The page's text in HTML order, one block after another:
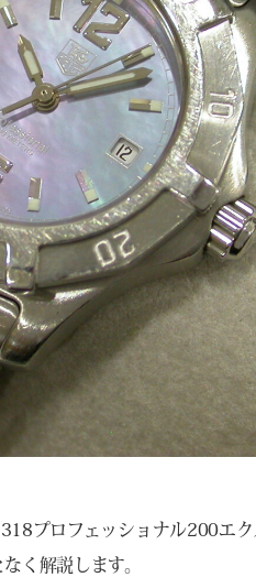
プロフェッショナル200エ
く解説します。